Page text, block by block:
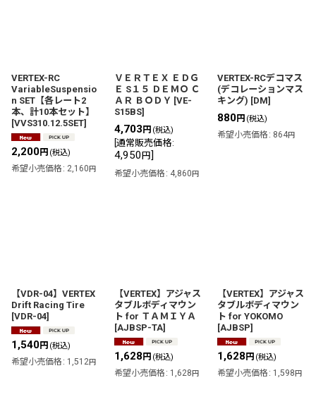
VERTEX-RC
VariableSuspensio
n SET【各レート2
本、計10本セット】
[VVS310.12.5SET]
2,200円 (税込)
希望小売価格 : 2,160円
ＶＥＲＴＥＸ ＥＤＧ
Ｅ S１５ ＤＥＭＯ Ｃ
ＡＲ ＢＯＤＹ [VE-
S15BS]
4,703 円 (税込)
通常販売価格:
4,950 円]
希望小売価格 : 4,860円
VERTEX-RCデコマス
(デコレーションマス
キング) [DM]
880円 (税込)
希望小売価格 : 864円
【VDR-04】VERTEX
Drift Racing Tire
[VDR-04]
1,540円 (税込)
希望小売価格 : 1,512円
【VERTEX】アジャス
タブルボディマウン
ト for ＴＡＭＩＹＡ
[AJBSP-TA]
1,628 円 (税込)
希望小売価格 : 1,628円
【VERTEX】アジャス
タブルボディマウン
ト for YOKOMO
[AJBSP]
1,628 円 (税込)
希望小売価格 : 1,598円